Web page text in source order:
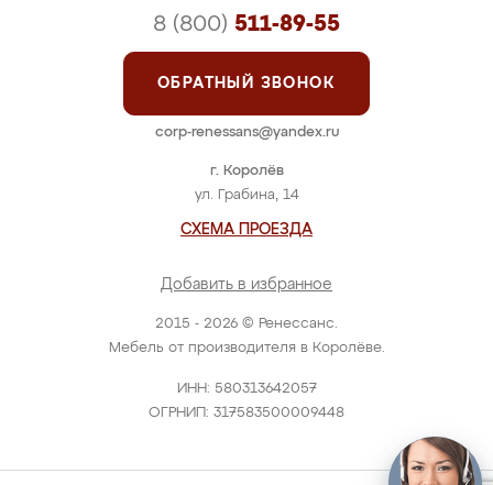
2015 - 2026 © Ренессанс.
Мебель от производителя в Королёве.
ИНН: 580313642057
ОГРНИП: 317583500009448
г. Королёв
ул. Грабина, 14
СХЕМА ПРОЕЗДА
Добавить в избранное
8 (800) 511-89-55
ОБРАТНЫЙ ЗВОНОК
corp-renessans@yandex.ru